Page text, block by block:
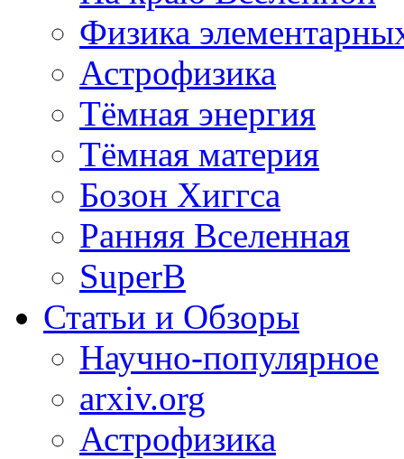
Физика
Астрофизика
Тёмная энергия
Тёмная материя
Бозон Хиггса
Ранняя Вселенная
SuperB
Статьи и Обзоры
Научно-популярное
arxiv.org
Астрофизика